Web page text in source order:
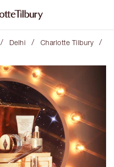
/ Delhi / Charlotte Tilbury /